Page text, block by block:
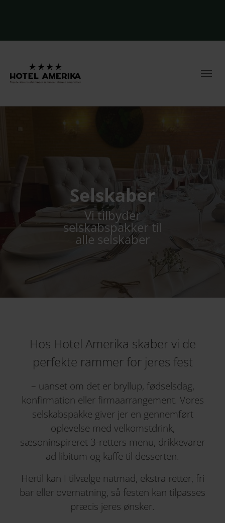
Selskaber
Vi tilbyder
selskabspakker til
alle selskaber
Hos Hotel Amerika skaber vi de
perfekte rammer for jeres fest
– uanset om det er bryllup, fødselsdag,
konfirmation eller firmaarrangement. Vores
selskabspakke giver jer en gennemført
oplevelse med velkomstdrink,
sæsoninspireret 3-retters menu, drikkevarer
ad libitum og kaffe til desserten.
Hertil kan I tilvælge natmad, ekstra retter, fri
bar eller overnatning, så festen kan tilpasses
præcis jeres ønsker.